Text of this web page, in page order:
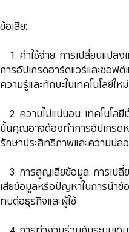
ข้อเสีย:
1. ค่าใช้จ่าย: การเปลี่ยนแปลง
การอัปเกรดฮาร์ดแวร์และซอ
ความรู้และทักษะในเทคโนโลยีใหม่
2. ความไม่แน่นอน: เทคโนโลยี
นั้นคุณอาจต้องทำการอัปเกรดห
รักษาประสิทธิภาพและความปล
3. การสูญเสียข้อมูล: การเปลี่
เสียข้อมูลหรือปัญหาในการนำข้
ทบต่อธุรกิจและผู้ใช้
4. การทำงานร่วมกับระบบเดิม